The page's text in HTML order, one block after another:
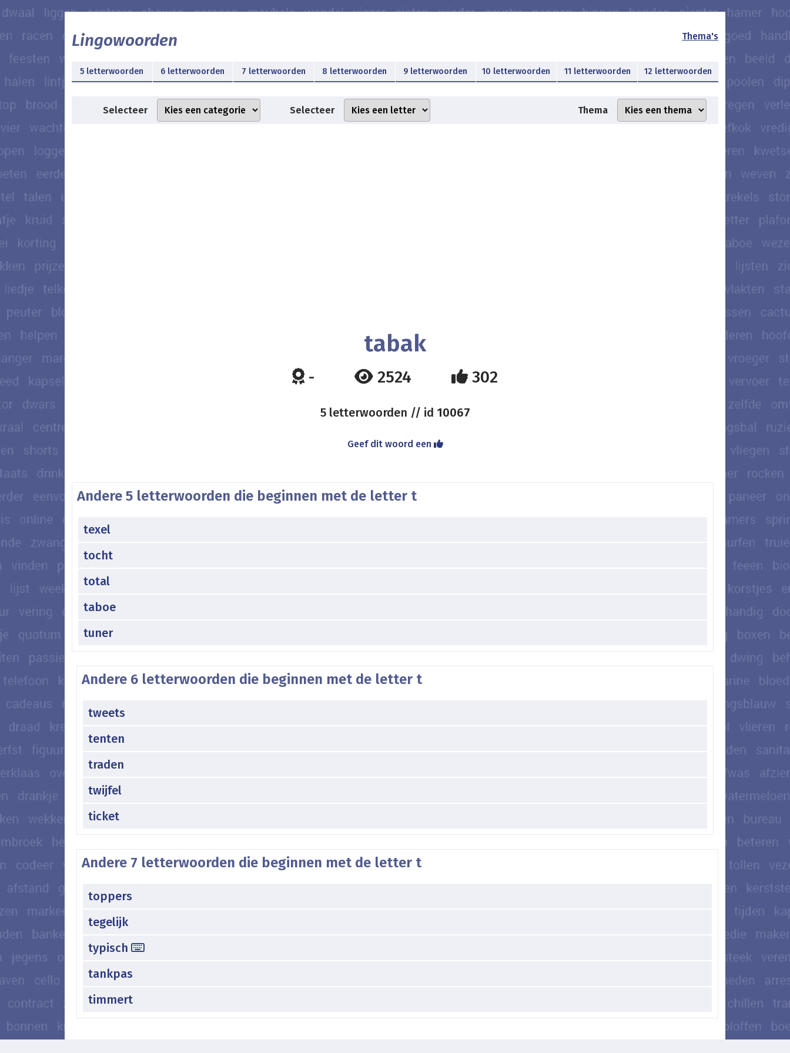
Lingowoorden Thema's
5 letterwoorden 6 letterwoorden 7 letterwoorden 8 letterwoorden 9 letterwoorden 10 letterwoorden 11 letterwoorden 12 letterwoorden
Selecteer Selecteer Thema
tabak
- 2524 302
5 letterwoorden // id 10067
Geef dit woord een
Andere 5 letterwoorden die beginnen met de letter t
texel
tocht
total
taboe
tuner
Andere 6 letterwoorden die beginnen met de letter t
tweets
tenten
traden
twijfel
ticket
Andere 7 letterwoorden die beginnen met de letter t
toppers
tegelijk
typisch
tankpas
timmert